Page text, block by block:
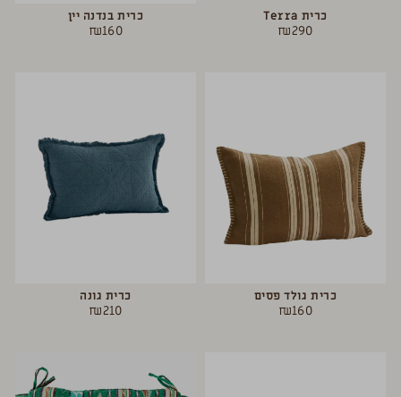
כרית Terra
₪290
כרית בנדנה יין
₪160
כרית גולד פסים
₪160
כרית גונה
₪210